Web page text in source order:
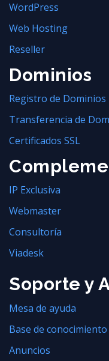
WordPress
Web Hosting
Reseller
Dominios
Registro de Dominios
Transferencia de
Certificados SSL
IP Exclusiva
Webmaster
Consultoría
Viadesk
Soporte y
Mesa de ayuda
Base de conocimiento
Anuncios